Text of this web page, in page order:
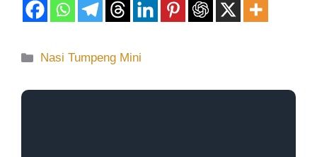
Nasi Tumpeng Mini